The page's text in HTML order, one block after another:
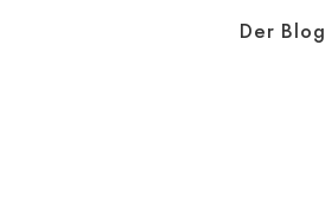
Der Blog